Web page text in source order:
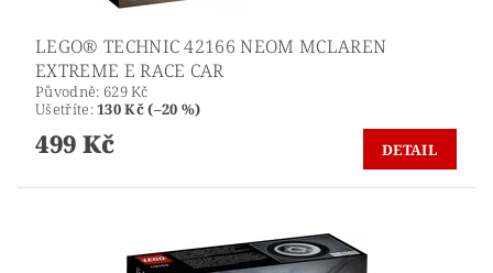
LEGO® TECHNIC 42166 NEOM MCLAREN
EXTREME E RACE CAR
Původně: 629 Kč
Ušetříte:130 Kč (–20 %)
499 Kč DETAIL